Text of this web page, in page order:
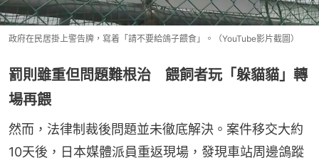
政府在民居掛上警告牌，寫着「請不要給鴿子餵食」。（YouTube影片截圖）
罰則雖重但問題難根治 餵飼者玩「躲貓貓」轉
場再餵
然而，法律制裁後問題並未徹底解決。案件移交大約
10天後，日本媒體派員重返現場，發現車站周邊鴿蹤